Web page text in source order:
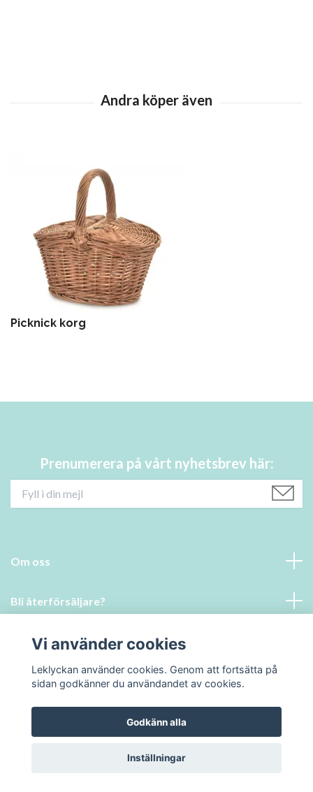
Picknick korg
Prenumerera på vårt nyhetsbrev här:
Om oss
Bli återförsäljare?
Läs mer
Sociala medier
© 2026 Leklyckan
Vi använder cookies
Leklyckan använder cookies. Genom att fortsätta på
sidan godkänner du användandet av cookies.
Godkänn alla
Inställningar